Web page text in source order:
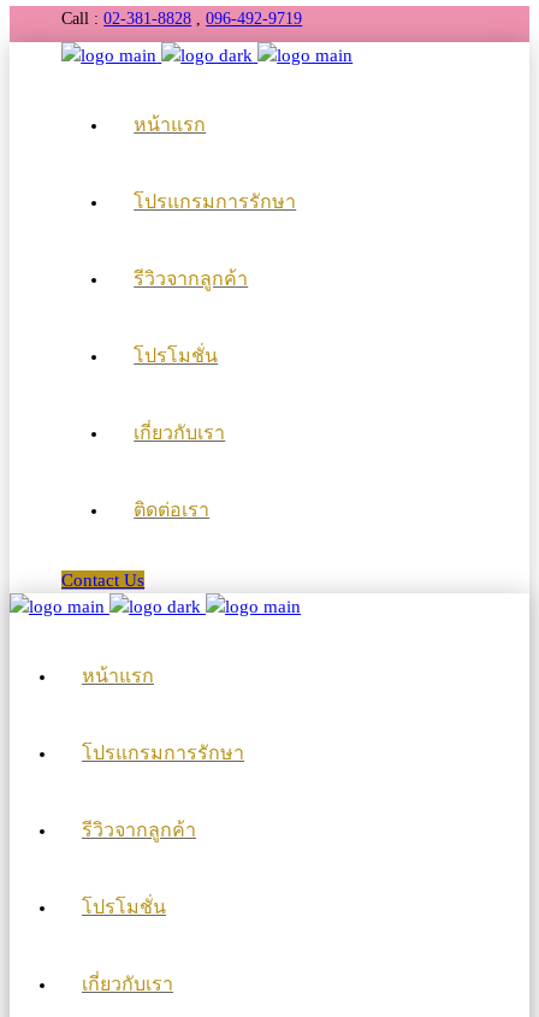
Call :02-381-8828 ,096-492-9719
หน้าแรก
โปรแกรมการรักษา
รีวิวจากลูกค้า
โปรโมชั่น
เกี่ยวกับเรา
ติดต่อเรา
Contact Us
หน้าแรก
โปรแกรมการรักษา
รีวิวจากลูกค้า
โปรโมชั่น
เกี่ยวกับเรา